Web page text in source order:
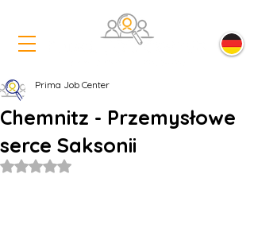
Chemnitz - Przemysłowe
serce Saksonii
Prima Job Center
Oceniono na NaN z 5 gwiazdek.